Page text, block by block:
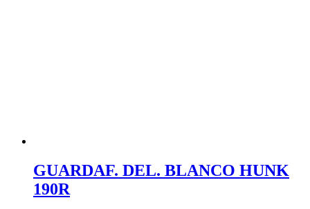
GUARDAF. DEL. BLANCO HUNK
190R